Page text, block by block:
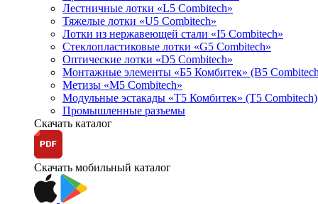
Лестничные лотки «L5 Combitech»
Тяжелые лотки «U5 Combitech»
Лотки из нержавеющей стали «I5 Combitech»
Стеклопластиковые лотки «G5 Combitech»
Оптические лотки «D5 Combitech»
Монтажные элементы «Б5 Комбитек» (B5
Метизы «M5 Combitech»
Модульные эстакады «Т5 Комбитек» (T5 Combitech)
Промышленные разъемы
Скачать каталог
Скачать мобильный каталог